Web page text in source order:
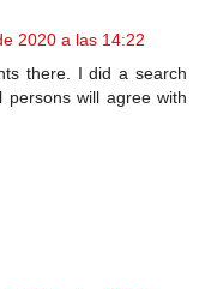
2020 a las 14:22
there. I did a search
will agree with